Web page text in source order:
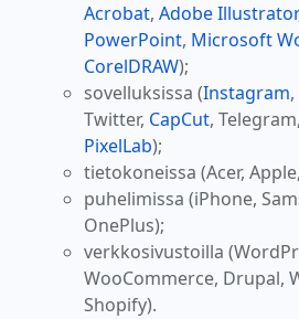
Acrobat, Adobe Illustrator
PowerPoint, Microsoft
CorelDRAW);
sovelluksissa (Instagram
Twitter, CapCut,
PixelLab);
tietokoneissa (Acer,
puhelimissa (iPhone,
OnePlus);
verkkosivustoilla
WooCommerce, Drupal,
Shopify).